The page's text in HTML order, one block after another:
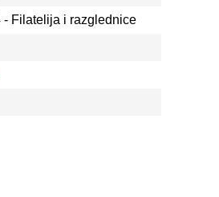
- Filatelija i razglednice